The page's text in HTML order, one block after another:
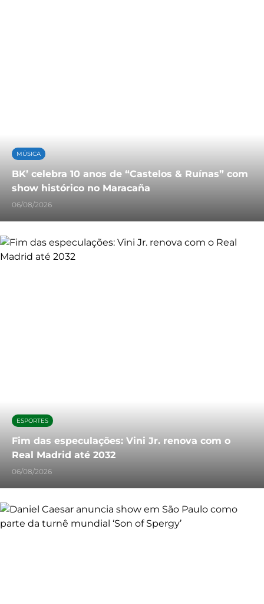
MÚSICA
BK’ celebra 10 anos de “Castelos & Ruínas” com
show histórico no Maracaña
06/08/2026
ESPORTES
Fim das especulações: Vini Jr. renova com o
Real Madrid até 2032
06/08/2026